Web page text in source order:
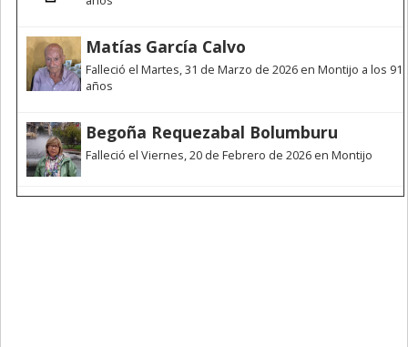
Matías García Calvo
Falleció el Martes, 31 de Marzo de 2026 en Montijo a los 91
años
Begoña Requezabal Bolumburu
Falleció el Viernes, 20 de Febrero de 2026 en Montijo